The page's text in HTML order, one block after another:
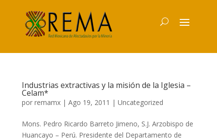
Industrias extractivas y la misión de la Iglesia –
Celam*
por remamx| Ago 19, 2011 | Uncategorized
Mons. Pedro Ricardo Barreto Jimeno, S.J. Arzobispo de
Huancayo – Perú. Presidente del Departamento de